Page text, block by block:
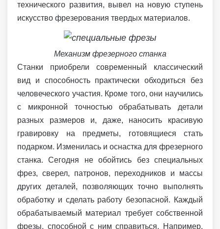
технического развития, вывел на новую ступень
искусство фрезерования твердых материалов.
Механизм фрезерного станка
Станки приобрели современный классический
вид и способность практически обходиться без
человеческого участия. Кроме того, они научились
с микронной точностью обрабатывать детали
разных размеров и, даже, наносить красивую
гравировку на предметы, готовящиеся стать
подарком. Изменилась и оснастка для фрезерного
станка. Сегодня не обойтись без специальных
фрез, сверел, патронов, переходников и массы
других деталей, позволяющих точно выполнять
обработку и сделать работу безопасной. Каждый
обрабатываемый материал требует собственной
фрезы, способной с ним справиться. Например,